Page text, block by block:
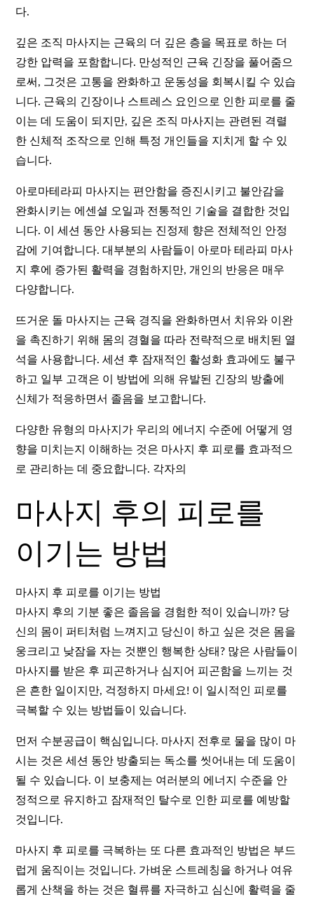
다.
깊은 조직 마사지는 근육의 더 깊은 층을 목표로 하는 더
강한 압력을 포함합니다. 만성적인 근육 긴장을 풀어줌으
로써, 그것은 고통을 완화하고 운동성을 회복시킬 수 있습
니다. 근육의 긴장이나 스트레스 요인으로 인한 피로를 줄
이는 데 도움이 되지만, 깊은 조직 마사지는 관련된 격렬
한 신체적 조작으로 인해 특정 개인들을 지치게 할 수 있
습니다.
아로마테라피 마사지는 편안함을 증진시키고 불안감을
완화시키는 에센셜 오일과 전통적인 기술을 결합한 것입
니다. 이 세션 동안 사용되는 진정제 향은 전체적인 안정
감에 기여합니다. 대부분의 사람들이 아로마 테라피 마사
지 후에 증가된 활력을 경험하지만, 개인의 반응은 매우
다양합니다.
뜨거운 돌 마사지는 근육 경직을 완화하면서 치유와 이완
을 촉진하기 위해 몸의 경혈을 따라 전략적으로 배치된 열
석을 사용합니다. 세션 후 잠재적인 활성화 효과에도 불구
하고 일부 고객은 이 방법에 의해 유발된 긴장의 방출에
신체가 적응하면서 졸음을 보고합니다.
다양한 유형의 마사지가 우리의 에너지 수준에 어떻게 영
향을 미치는지 이해하는 것은 마사지 후 피로를 효과적으
로 관리하는 데 중요합니다. 각자의
마사지 후의 피로를
이기는 방법
마사지 후 피로를 이기는 방법
마사지 후의 기분 좋은 졸음을 경험한 적이 있습니까? 당
신의 몸이 퍼티처럼 느껴지고 당신이 하고 싶은 것은 몸을
웅크리고 낮잠을 자는 것뿐인 행복한 상태? 많은 사람들이
마사지를 받은 후 피곤하거나 심지어 피곤함을 느끼는 것
은 흔한 일이지만, 걱정하지 마세요! 이 일시적인 피로를
극복할 수 있는 방법들이 있습니다.
먼저 수분공급이 핵심입니다. 마사지 전후로 물을 많이 마
시는 것은 세션 동안 방출되는 독소를 씻어내는 데 도움이
될 수 있습니다. 이 보충제는 여러분의 에너지 수준을 안
정적으로 유지하고 잠재적인 탈수로 인한 피로를 예방할
것입니다.
마사지 후 피로를 극복하는 또 다른 효과적인 방법은 부드
럽게 움직이는 것입니다. 가벼운 스트레칭을 하거나 여유
롭게 산책을 하는 것은 혈류를 자극하고 심신에 활력을 줄